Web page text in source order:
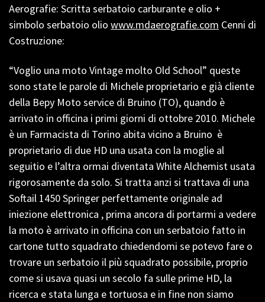
Aerografie: Scritta serbatoio carburante e olio +
simbolo serbatoio olio www.mdaerografie.com Cenni di
Costruzione:
“Voglio una moto Vintage molto Old School” queste
sono state le parole di Michele proprietario e già cliente
della Bepy Moto service di Bruino (TO), quando è
arrivato in officina i primi giorni di ottobre 2010. Michele
è un Farmacista di Torino abita vicino a Bruino è
proprietario di due HD una usata con la moglie al
seguitio e l’altra ormai diventata White Alchemist usata
rigorosamente da solo. Si tratta anzi si trattava di una
Softail 1450 Springer perfettamente originale ad
iniezione elettronica , prima ancora di portarmi a vedere
la moto è arrivato in officina con un serbatoio fatto in
cartone tutto squadrato chiedendomi se potevo fare o
trovare un serbatoio il più squadrato possibile, proprio
come si usava quasi un secolo fa sulle prime HD, la
ricerca e stata lunga e tortuosa e in fine non siamo